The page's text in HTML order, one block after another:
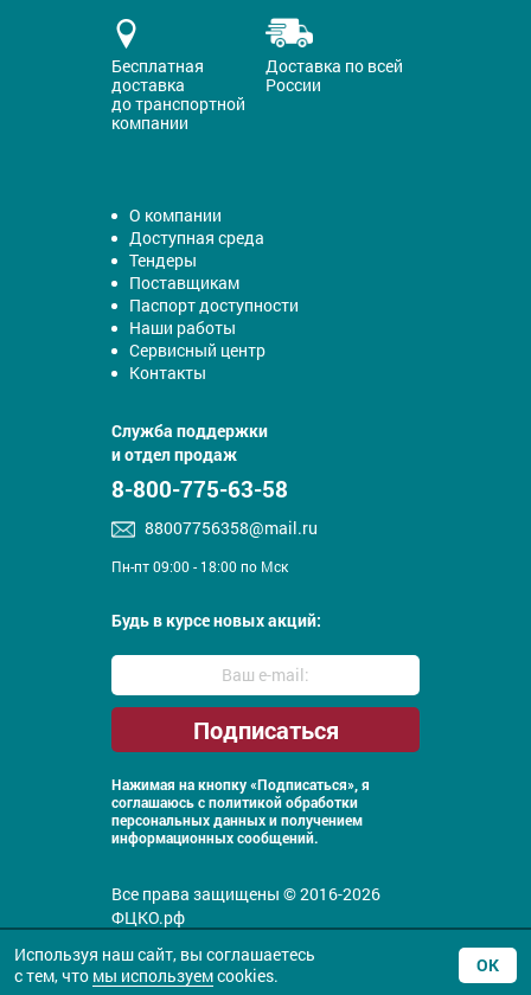
Бесплатная
доставка
до транспортной
компании
Доставка по всей
России
О компании
Доступная среда
Тендеры
Поставщикам
Паспорт доступности
Наши работы
Сервисный центр
Контакты
Служба поддержки
и отдел продаж
8-800-775-63-58
88007756358@mail.ru
Пн-пт 09:00 - 18:00 по Мск
Будь в курсе новых акций:
Нажимая на кнопку «Подписаться», я
соглашаюсь с политикой обработки
персональных данных и получением
информационных сообщений.
Все права защищены © 2016-2026
ФЦКО.рф
Используя наш сайт, вы соглашаетесь
с тем, что мы используемcookies. ОК